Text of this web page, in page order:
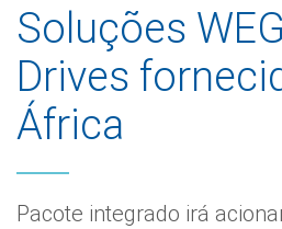
Soluções
Drives
África
Pacote integrado irá